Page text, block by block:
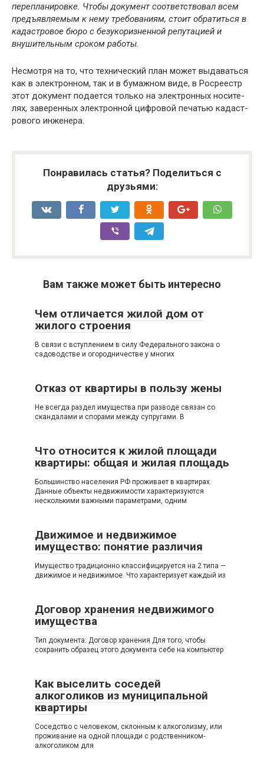
перепланировке. Чтобы документ соответствовал всем
предъявляемым к нему требованиям, стоит обратиться в
кадастровое бюро с безукоризненной репутацией и
внушительным сроком работы.
Не­смот­ря на то, что тех­ни­чес­кий план мо­жет вы­да­вать­ся
как в элек­трон­ном, так и в бу­маж­ном ви­де, в Рос­ре­естр
этот до­ку­мент по­да­ет­ся толь­ко на элек­трон­ных но­си­те­
лях, за­ве­рен­ных элек­трон­ной циф­ро­вой пе­чатью ка­даст­
ро­во­го ин­же­не­ра.
Понравилась статья? Поделиться с
друзьями:
Вам также может быть интересно
Чем отличается жилой дом от
жилого строения
В связи с вступлением в силу Федерального закона о
садоводстве и огородничестве у многих
Отказ от квартиры в пользу жены
Не всегда раздел имущества при разводе связан со
скандалами и спорами между супругами. В
Что относится к жилой площади
квартиры: общая и жилая площадь
Большинство населения РФ проживает в квартирах.
Данные объекты недвижимости характеризуются
несколькими важными параметрами, одним
Движимое и недвижимое
имущество: понятие различия
Имущество традиционно классифицируется на 2 типа —
движимое и недвижимое. Что характеризует каждый из
Договор хранения недвижимого
имущества
Тип документа: Договор хранения Для того, чтобы
сохранить образец этого документа себе на компьютер
Как выселить соседей
алкоголиков из муниципальной
квартиры
Соседство с человеком, склонным к алкоголизму, или
проживание на одной площади с родственником-
алкоголиком для